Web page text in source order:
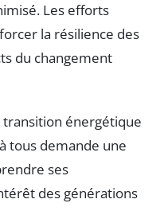
Les efforts
la résilience des
du changement
énergétique
tous demande une
ses
des générations